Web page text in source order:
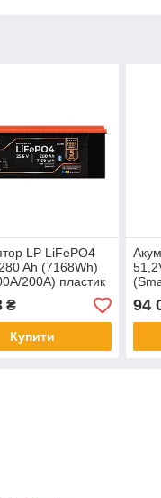
LP LiFePO4
Ah (7168Wh)
200А) пластик
₴
Купити
94